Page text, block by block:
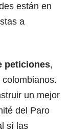
están en
a
peticiones,
un mejor
del Paro
sí las